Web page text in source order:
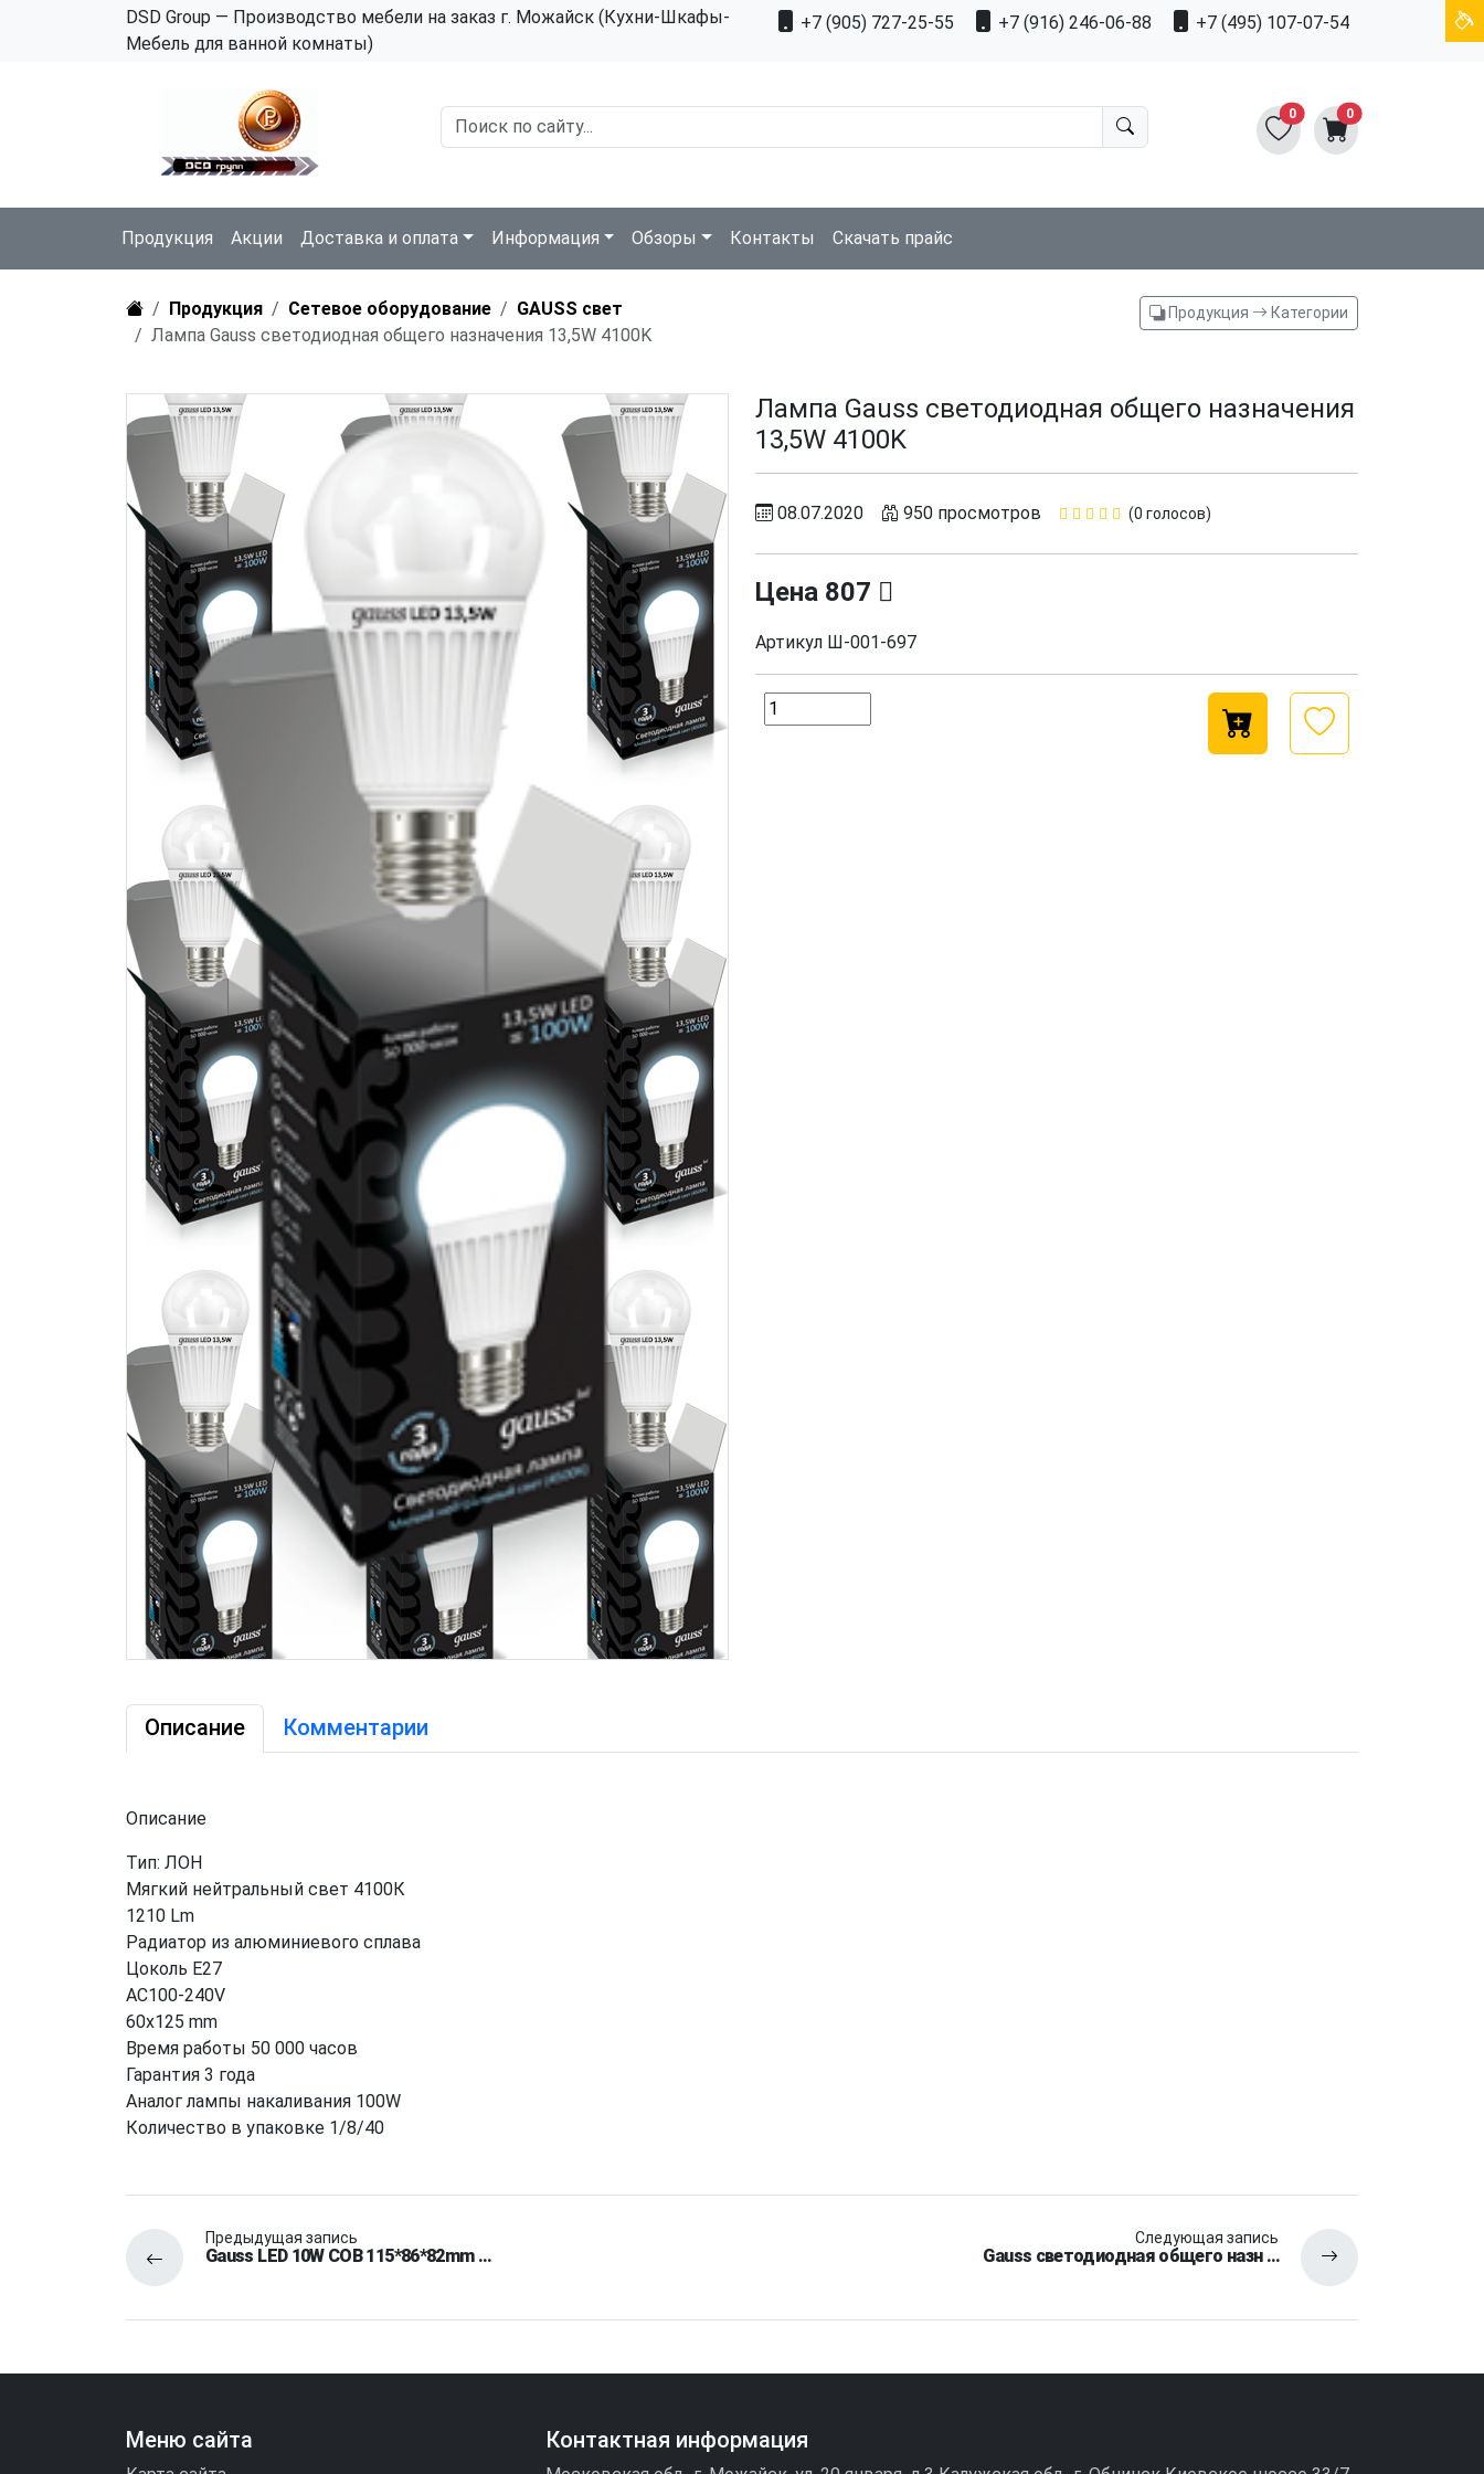
DSD Group — Производство мебели на заказ г. Можайск (Кухни-Шкафы-
Мебель для ванной комнаты)
+7 (905) 727-25-55 +7 (916) 246-06-88 +7 (495) 107-07-54
0 0
Продукция Акции Доставка и оплата Информация Обзоры Контакты Скачать прайс
Продукция Сетевое оборудование
GAUSS свет
Лампа Gauss светодиодная общего назначения 13,5W 4100K
Продукция Категории
Лампа Gauss светодиодная общего назначения
13,5W 4100K
08.07.2020 950 просмотров (0 голосов)
Цена 807
Артикул Ш-001-697
Описание Комментарии
Описание
Тип: ЛОН
Мягкий нейтральный свет 4100К
1210 Lm
Радиатор из алюминиевого сплава
Цоколь Е27
AC100-240V
60x125 mm
Время работы 50 000 часов
Гарантия 3 года
Аналог лампы накаливания 100W
Количество в упаковке 1/8/40
Предыдущая запись
Gauss LED 10W COB 115*86*82mm …
Следующая запись
Gauss светодиодная общего назн …
Меню сайта Контактная информация